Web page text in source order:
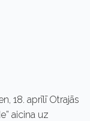
18. aprīlī Otrajās
aicina uz